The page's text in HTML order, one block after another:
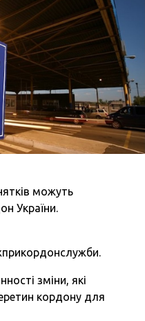
можуть
України.
зміни, які
кордону для